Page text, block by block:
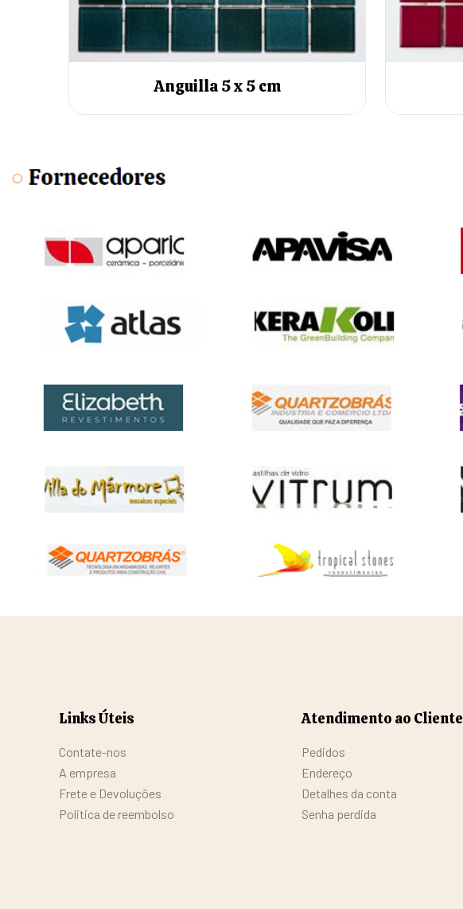
Anguilla 5 x 5 cm
Links Úteis
Contate-nos
A empresa
Frete e Devoluções
Politica de reembolso
Atendimento ao Cliente
Pedidos
Endereço
Detalhes da conta
Senha perdida